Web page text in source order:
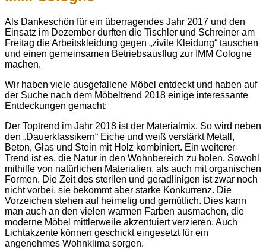
Als Dankeschön für ein überragendes Jahr 2017 und den
Einsatz im Dezember durften die Tischler und Schreiner am
Freitag die Arbeitskleidung gegen „zivile Kleidung“ tauschen
und einen gemeinsamen Betriebsausflug zur IMM Cologne
machen.
Wir haben viele ausgefallene Möbel entdeckt und haben auf
der Suche nach dem Möbeltrend 2018 einige interessante
Entdeckungen gemacht:
Der Toptrend im Jahr 2018 ist der Materialmix. So wird neben
den „Dauerklassikern“ Eiche und weiß verstärkt Metall,
Beton, Glas und Stein mit Holz kombiniert. Ein weiterer
Trend ist es, die Natur in den Wohnbereich zu holen. Sowohl
mithilfe von natürlichen Materialien, als auch mit organischen
Formen. Die Zeit des sterilen und geradlinigen ist zwar noch
nicht vorbei, sie bekommt aber starke Konkurrenz. Die
Vorzeichen stehen auf heimelig und gemütlich. Dies kann
man auch an den vielen warmen Farben ausmachen, die
moderne Möbel mittlerweile akzentuiert verzieren. Auch
Lichtakzente können geschickt eingesetzt für ein
angenehmes Wohnklima sorgen.